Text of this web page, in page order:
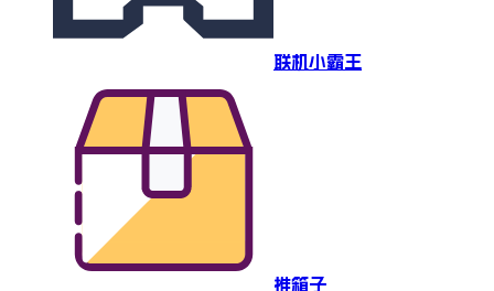
联机小霸王
推箱子